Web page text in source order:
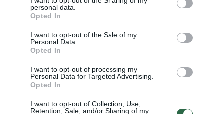
personal data.
Opted In
I want to opt-out of the Sale of my
Personal Data.
Opted In
I want to opt-out of processing my
Personal Data for Targeted Advertising.
Opted In
I want to opt-out of Collection, Use,
Retention, Sale, and/or Sharing of my
neapykantos skleidimas, nepasitikėjimo
skleidimas yra pavojingas reiškinys, ir jis yra
nesuderinamas su teisinės ir laisvos
valstybės principais“, – tvirtino V.Jurkonis.
Tikrai nėra dominuojanti jėga